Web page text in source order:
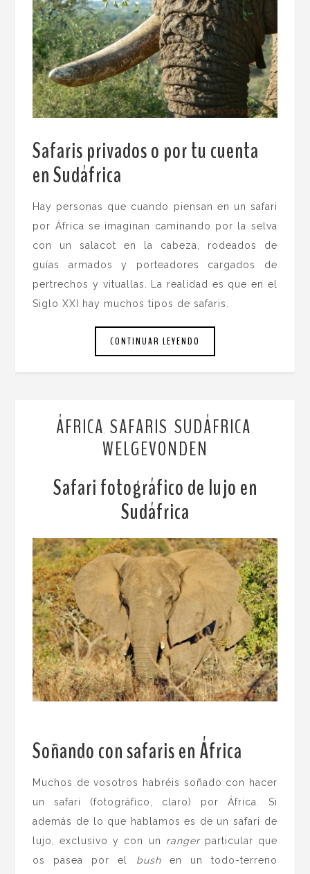
Safaris privados o por tu cuenta
en Sudáfrica
Hay personas que cuando piensan en un safari
por África se imaginan caminando por la selva
con un salacot en la cabeza, rodeados de
guías armados y porteadores cargados de
pertrechos y vituallas. La realidad es que en el
Siglo XXI hay muchos tipos de safaris.
CONTINUAR LEYENDO
ÁFRICA SAFARIS SUDÁFRICA
WELGEVONDEN
Safari fotográfico de lujo en
Sudáfrica
Soñando con safaris en África
Muchos de vosotros habréis soñado con hacer
un safari (fotográfico, claro) por África. Si
además de lo que hablamos es de un safari de
lujo, exclusivo y con un rangerparticular que
os pasea por el bush en un todo-terreno